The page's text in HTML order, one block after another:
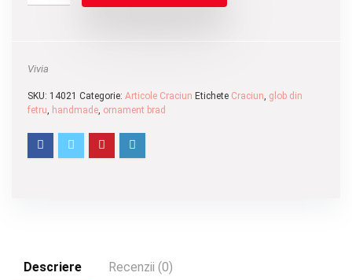
Vivia
SKU: 14021 Categorie: Articole Craciun Etichete Craciun, glob din
fetru, handmade, ornament brad
Descriere Recenzii (0)